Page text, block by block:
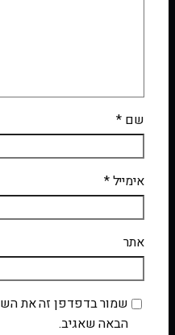
שם *
אימייל*
אתר
שמור בדפדפן זה את
הבאה שאגיב.